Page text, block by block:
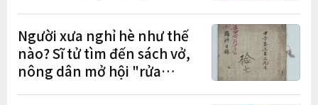
đơn đặt trước
Người xưa nghỉ hè như thế
nào? Sĩ tử tìm đến sách vở,
nông dân mở hội "rửa